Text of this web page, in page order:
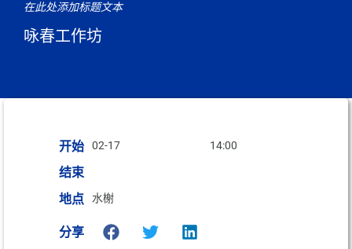
在此处添加标题文本
咏春工作坊
开始 02-17 14:00
结束
地点
水榭
分享